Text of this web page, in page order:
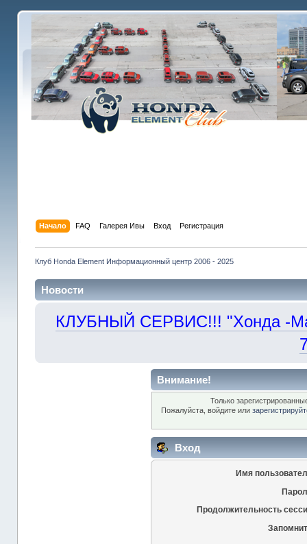
Начало FAQ Галерея Ивы Вход Регистрация
Клуб Honda Element Информационный центр 2006 - 2025
Новости
КЛУБНЫЙ СЕРВИС!!! "Хонда -
Внимание!
Только
Пожалуйста, войдите или
Вход
Имя
Продолжительность